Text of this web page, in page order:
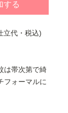
する
立代・税込)
は帯次第で綺
フォーマルに